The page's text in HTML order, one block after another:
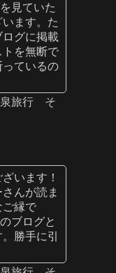
見ていた
ます。た
グに掲載
を無断で
ているの
泉旅行 そ
います！
んが読ま
ご縁で
ブログと
勝手に引